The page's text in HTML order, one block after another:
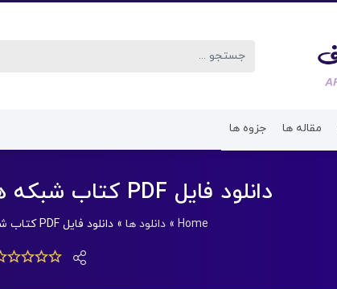
مقاله ها جزوه ها
دانلود فایل PDF کتاب شبکه های کامپیوتری پارسه
Home
»دانلود ها »دانلود فایل PDF کتاب شبکه های کامپیوتری پارسه